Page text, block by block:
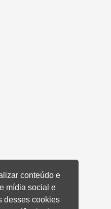
conteúdo e
mídia social e
desses cookies